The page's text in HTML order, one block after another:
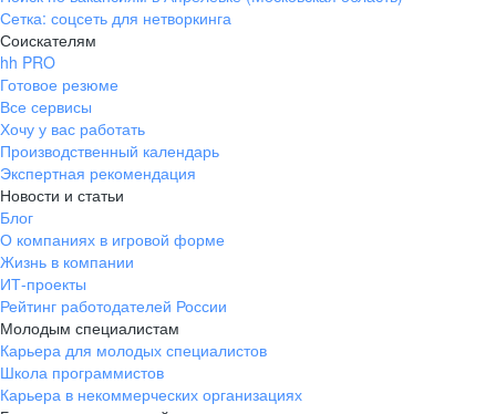
Сетка: соцсеть для нетворкинга
Соискателям
hh PRO
Готовое резюме
Все сервисы
Хочу у вас работать
Производственный календарь
Экспертная рекомендация
Новости и статьи
Блог
О компаниях в игровой форме
Жизнь в компании
ИТ-проекты
Рейтинг работодателей России
Молодым специалистам
Карьера для молодых специалистов
Школа программистов
Карьера в некоммерческих организациях